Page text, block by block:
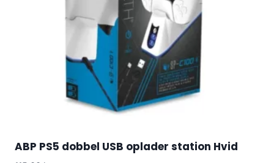
ABP PS5 dobbel USB oplader station Hvid